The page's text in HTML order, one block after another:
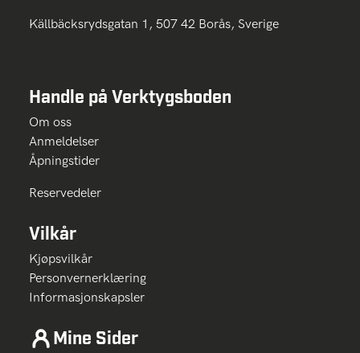
Källbäcksrydsgatan 1, 507 42 Borås, Sverige
Handle på Verktygsboden
Om oss
Anmeldelser
Åpningstider
Reservedeler
Vilkår
Kjøpsvilkår
Personvernerklæring
Informasjonskapsler
Mine Sider